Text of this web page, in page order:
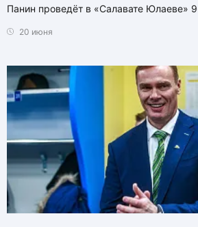
Панин проведёт в «Салавате Юлаеве»
20 июня